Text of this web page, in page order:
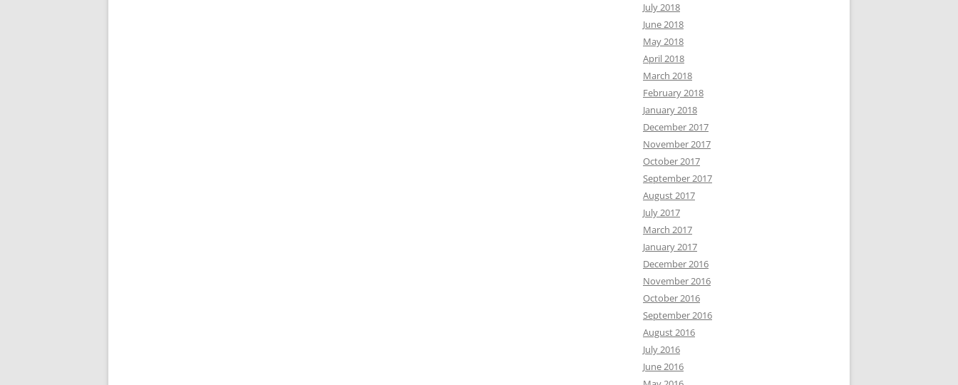
July 2018
June 2018
May 2018
April 2018
March 2018
February 2018
January 2018
December 2017
November 2017
October 2017
September 2017
August 2017
July 2017
March 2017
January 2017
December 2016
November 2016
October 2016
September 2016
August 2016
July 2016
June 2016